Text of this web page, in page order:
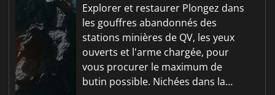
Explorer et restaurer Plongez dans
les gouffres abandonnés des
stations minières de QV, les yeux
ouverts et l'arme chargée, pour
vous procurer le maximum de
butin possible. Nichées dans la…